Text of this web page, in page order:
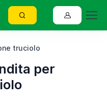
truciolo
per